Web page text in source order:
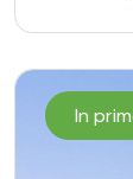
In